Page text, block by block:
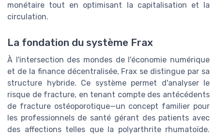
monétaire tout en optimisant la capitalisation et la
circulation.
La fondation du système Frax
À l'intersection des mondes de l'économie numérique
et de la finance décentralisée, Frax se distingue par sa
structure hybride. Ce système permet d'analyser le
risque de fracture, en tenant compte des antécédents
de fracture ostéoporotique—un concept familier pour
les professionnels de santé gérant des patients avec
des affections telles que la polyarthrite rhumatoïde.